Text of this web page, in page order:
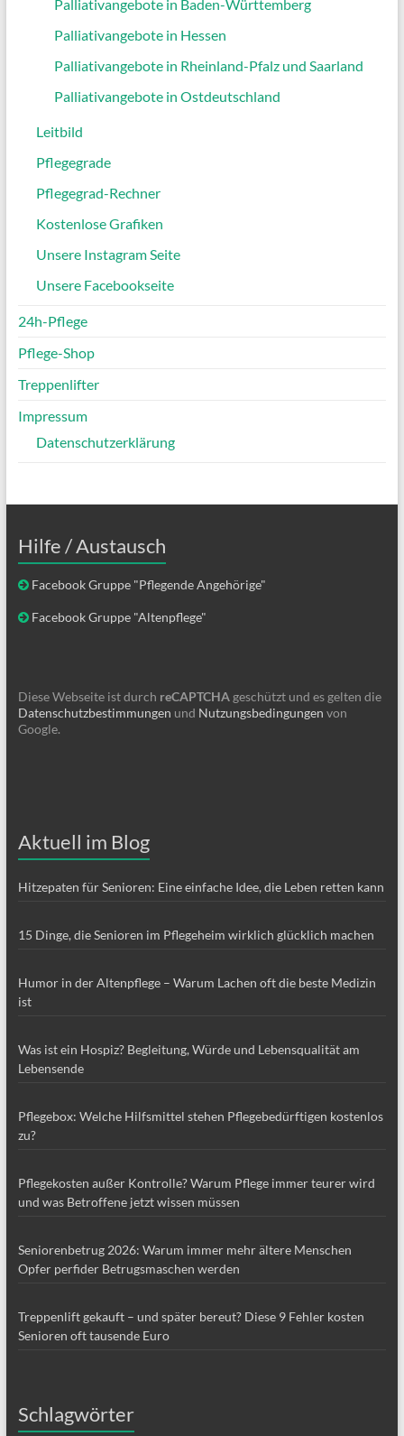
Palliativangebote in Baden-Württemberg
Palliativangebote in Hessen
Palliativangebote in Rheinland-Pfalz und Saarland
Palliativangebote in Ostdeutschland
Leitbild
Pflegegrade
Pflegegrad-Rechner
Kostenlose Grafiken
Unsere Instagram Seite
Unsere Facebookseite
24h-Pflege
Pflege-Shop
Treppenlifter
Impressum
Datenschutzerklärung
Hilfe / Austausch
Facebook Gruppe "Pflegende Angehörige"
Facebook Gruppe "Altenpflege"
Diese Webseite ist durch reCAPTCHAgeschützt und es gelten die
Datenschutzbestimmungen und Nutzungsbedingungen von
Google.
Aktuell im Blog
Hitzepaten für Senioren: Eine einfache Idee, die Leben retten kann
15 Dinge, die Senioren im Pflegeheim wirklich glücklich machen
Humor in der Altenpflege – Warum Lachen oft die beste Medizin
ist
Was ist ein Hospiz? Begleitung, Würde und Lebensqualität am
Lebensende
Pflegebox: Welche Hilfsmittel stehen Pflegebedürftigen kostenlos
zu?
Pflegekosten außer Kontrolle? Warum Pflege immer teurer wird
und was Betroffene jetzt wissen müssen
Seniorenbetrug 2026: Warum immer mehr ältere Menschen
Opfer perfider Betrugsmaschen werden
Treppenlift gekauft – und später bereut? Diese 9 Fehler kosten
Senioren oft tausende Euro
Schlagwörter